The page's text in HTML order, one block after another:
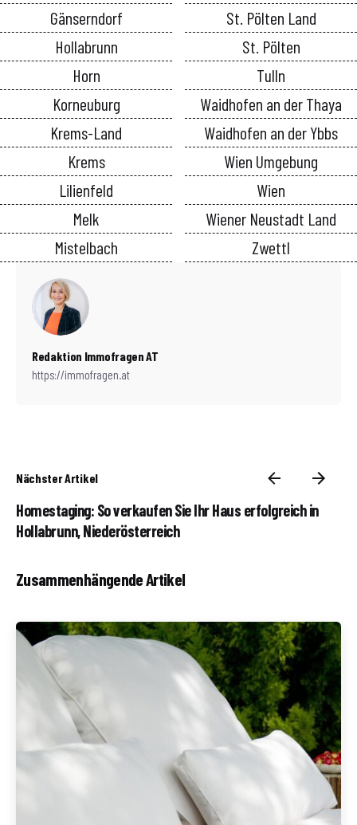
Gänserndorf
Hollabrunn
Horn
Korneuburg
Krems-Land
Krems
Lilienfeld
Melk
Mistelbach
St. Pölten Land
St. Pölten
Tulln
Waidhofen an der Thaya
Waidhofen an der Ybbs
Wien Umgebung
Wien
Wiener Neustadt Land
Zwettl
Redaktion Immofragen AT
https://immofragen.at
Nächster Artikel
Homestaging: So verkaufen Sie Ihr Haus erfolgreich in
Hollabrunn, Niederösterreich
Zusammenhängende Artikel